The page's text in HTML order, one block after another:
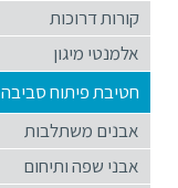
קורות דרוכות
אלמנטי מיגון
חטיבת פיתוח סביבה
אבנים משתלבות
אבני שפה ותיחום